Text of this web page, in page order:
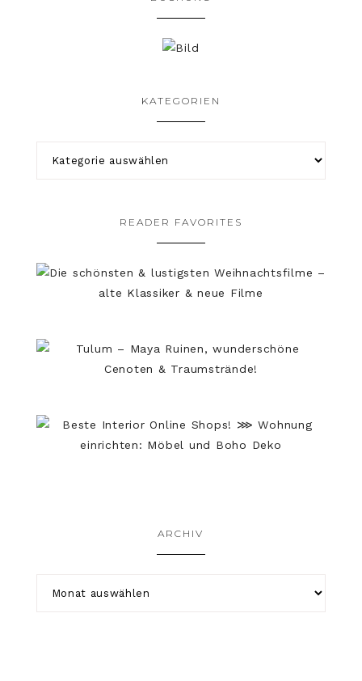
KATEGORIEN
READER FAVORITES
ARCHIV